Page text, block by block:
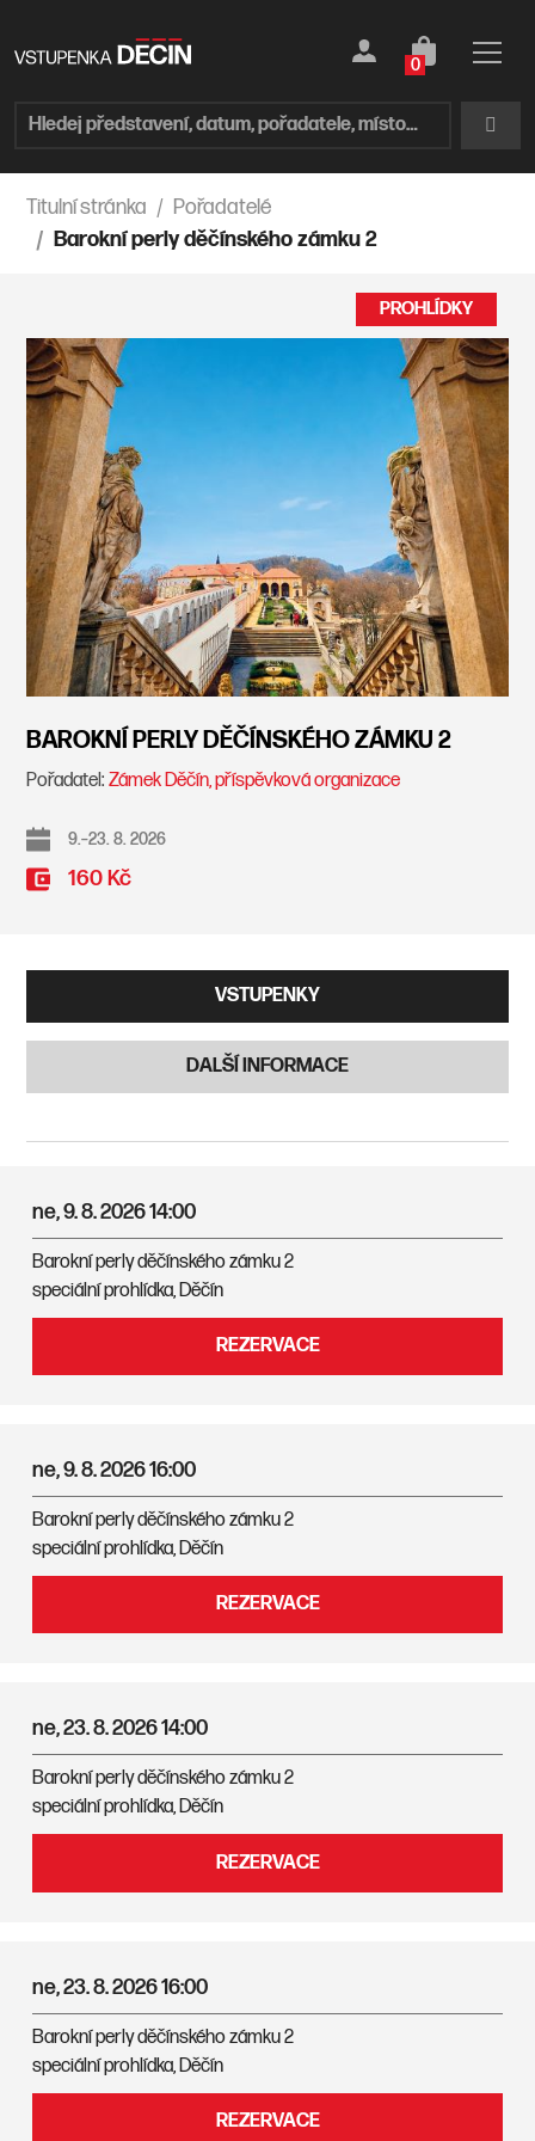
0
Titulní stránka
Pořadatelé
Barokní perly děčínského zámku 2
PROHLÍDKY
BAROKNÍ PERLY DĚČÍNSKÉHO ZÁMKU 2
Pořadatel: Zámek Děčín, příspěvková organizace
9.–23. 8. 2026
160 Kč
VSTUPENKY
DALŠÍ INFORMACE
ne, 9. 8. 202614:00
Barokní perly děčínského zámku 2
speciální prohlídka, Děčín
REZERVACE
ne, 9. 8. 202616:00
Barokní perly děčínského zámku 2
speciální prohlídka, Děčín
REZERVACE
ne, 23. 8. 202614:00
Barokní perly děčínského zámku 2
speciální prohlídka, Děčín
REZERVACE
ne, 23. 8. 202616:00
Barokní perly děčínského zámku 2
speciální prohlídka, Děčín
REZERVACE